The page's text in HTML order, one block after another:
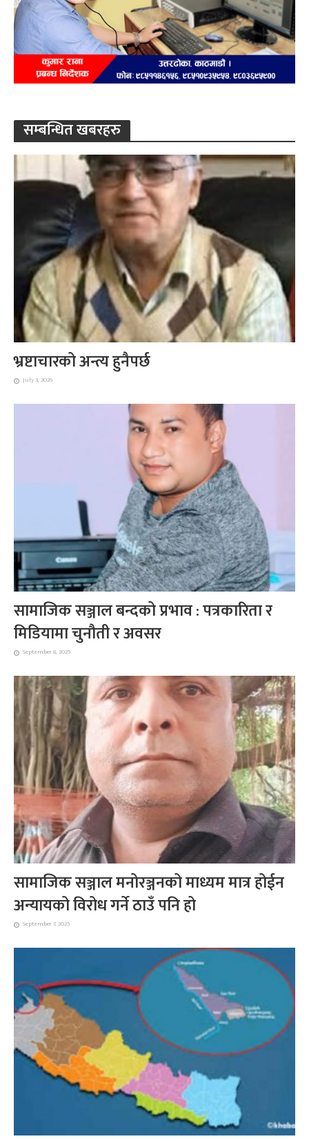
सम्बन्धित खबरहरु
भ्रष्टाचारको अन्त्य हुनैपर्छ
July 3, 2026
सामाजिक सञ्जाल बन्दको प्रभाव : पत्रकारिता र
मिडियामा चुनौती र अवसर
September 8, 2025
सामाजिक सञ्जाल मनोरञ्जनको माध्यम मात्र होईन
अन्यायको विरोध गर्ने ठाउँ पनि हो
September 7, 2025